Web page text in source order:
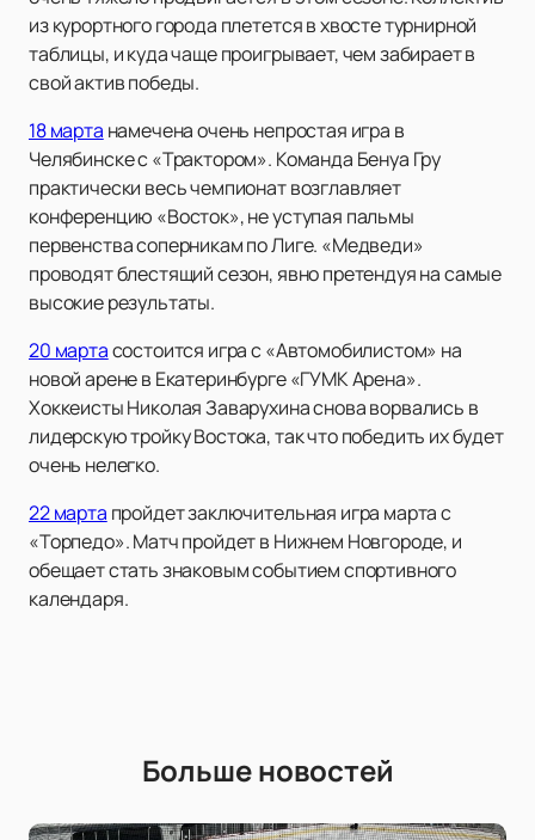
из курортного города плетется в хвосте турнирной
таблицы, и куда чаще проигрывает, чем забирает в
свой актив победы.
18 марта намечена очень непростая игра в
Челябинске с «Трактором». Команда Бенуа Гру
практически весь чемпионат возглавляет
конференцию «Восток», не уступая пальмы
первенства соперникам по Лиге. «Медведи»
проводят блестящий сезон, явно претендуя на самые
высокие результаты.
20 мартасостоится игра с «Автомобилистом» на
новой арене в Екатеринбурге «ГУМК Арена».
Хоккеисты Николая Заварухина снова ворвались в
лидерскую тройку Востока, так что победить их будет
очень нелегко.
22 марта пройдет заключительная игра марта с
«Торпедо». Матч пройдет в Нижнем Новгороде, и
обещает стать знаковым событием спортивного
календаря.
Больше новостей